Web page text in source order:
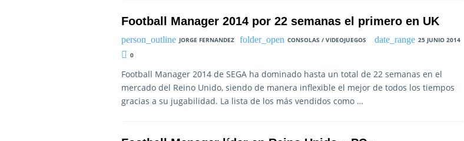
Football Manager 2014 por 22 semanas el primero en UK
JORGE FERNANDEZ CONSOLAS / VIDEOJUEGOS
25 JUNIO 2014
0
Football Manager 2014 de SEGA ha dominado hasta un total de 22 semanas en el
mercado del Reino Unido, siendo de manera inflexible el mejor de todos los tiempos
gracias a su jugabilidad. La lista de los más vendidos como …